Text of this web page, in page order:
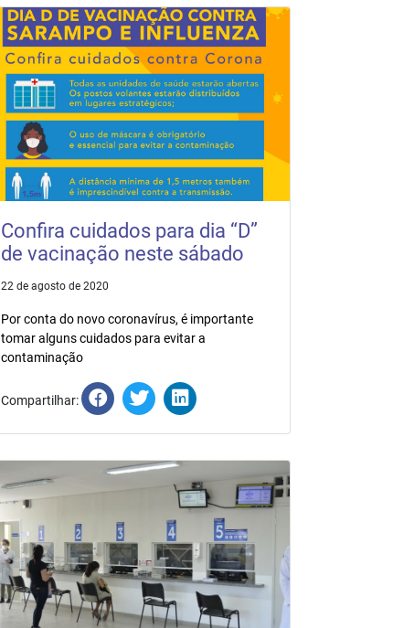
Confira cuidados para dia “D”
de vacinação neste sábado
22 de agosto de 2020
Por conta do novo coronavírus, é importante
tomar alguns cuidados para evitar a
contaminação
Compartilhar: